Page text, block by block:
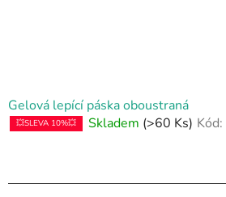
Gelová lepící páska oboustraná
💥SLEVA 10%💥 Skladem (>60 Ks) Kód: